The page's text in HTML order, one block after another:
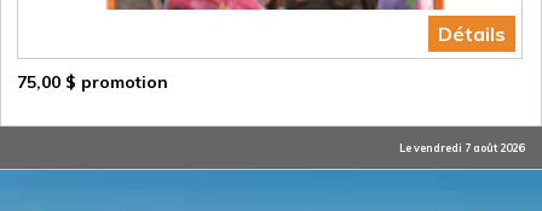
Détails
75,00 $ promotion
Le vendredi 7 août 2026